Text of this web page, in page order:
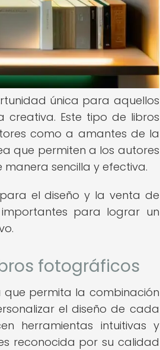
única para aquellos
Este tipo de libros
como a amantes de la
que permiten a los autores
sencilla y efectiva.
el diseño y la venta de
para lograr un
fotográficos
permita la combinación
el diseño de cada
herramientas intuitivas y
reconocida por su calidad